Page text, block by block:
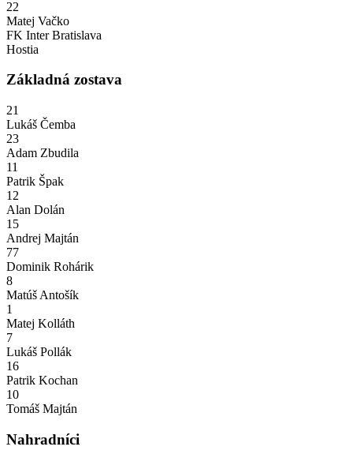
22
Matej Vačko
FK Inter Bratislava
Hostia
Základná zostava
21
Lukáš Čemba
23
Adam Zbudila
11
Patrik Špak
12
Alan Dolán
15
Andrej Majtán
77
Dominik Rohárik
8
Matúš Antošík
1
Matej Kolláth
7
Lukáš Pollák
16
Patrik Kochan
10
Tomáš Majtán
Nahradníci